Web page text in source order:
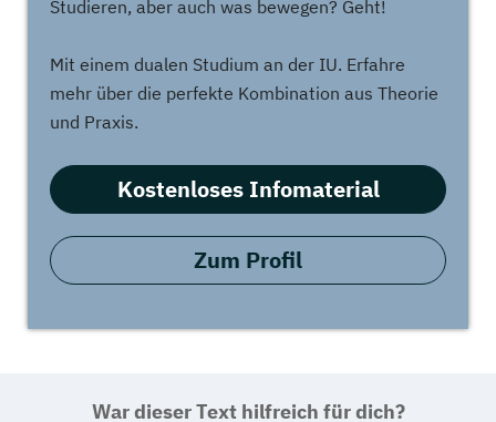
Studieren, aber auch was bewegen? Geht!
Mit einem dualen Studium an der IU. Erfahre
mehr über die perfekte Kombination aus Theorie
und Praxis.
Kostenloses Infomaterial
Zum Profil
War dieser Text hilfreich für dich?